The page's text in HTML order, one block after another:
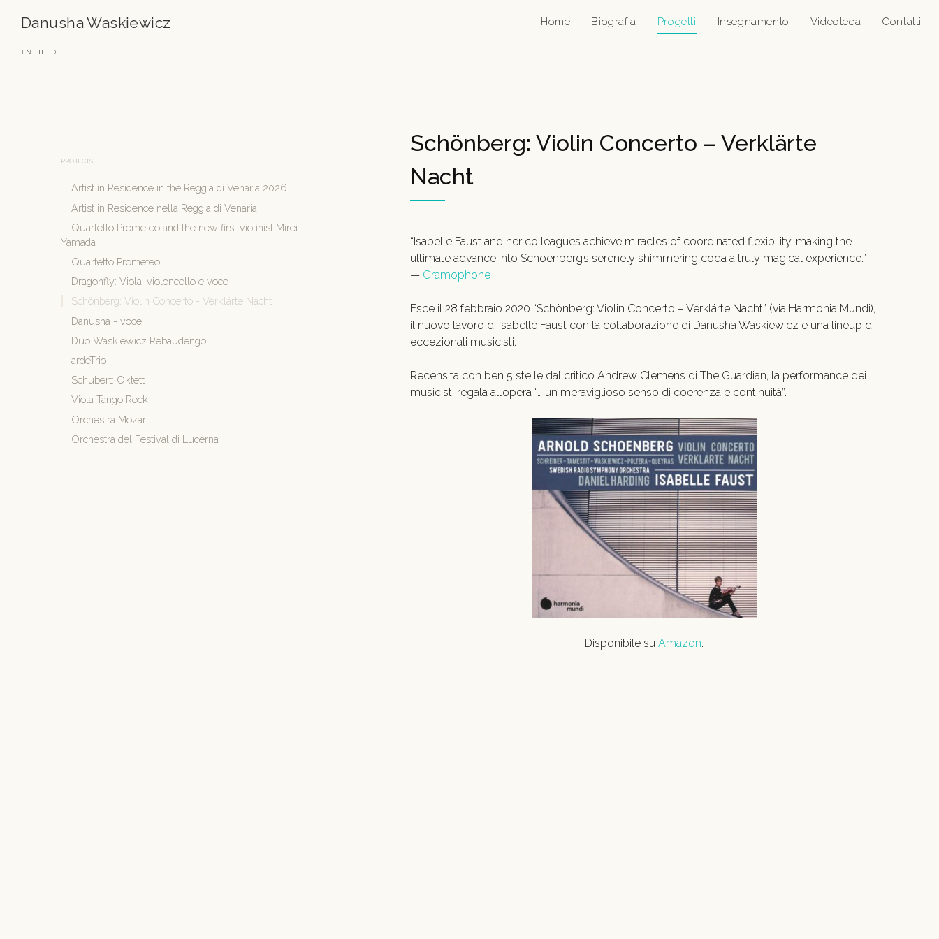
content
EN IT DE
Danusha Waskiewicz Home Biografia Progetti Insegnamento Videoteca Contatti
Schönberg: Violin Concerto – Verklärte
Nacht
“Isabelle Faust and her colleagues achieve miracles of coordinated flexibility, making the
ultimate advance into Schoenberg’s serenely shimmering coda a truly magical experience.”
— Gramophone
Esce il 28 febbraio 2020 “Schönberg: Violin Concerto – Verklärte Nacht” (via Harmonia Mundi),
il nuovo lavoro di Isabelle Faust con la collaborazione di Danusha Waskiewicz e una lineup di
eccezionali musicisti.
Recensita con ben 5 stelle dal critico Andrew Clemens di The Guardian, la performance dei
musicisti regala all’opera “… un meraviglioso senso di coerenza e continuità”.
Disponibile su Amazon.
PROJECTS
Artist in Residence in the Reggia di Venaria 2026
Artist in Residence nella Reggia di Venaria
Quartetto Prometeo and the new first violinist Mirei
Yamada
Quartetto Prometeo
Dragonfly: Viola, violoncello e voce
Schönberg: Violin Concerto - Verklärte Nacht
Danusha - voce
Duo Waskiewicz Rebaudengo
ardeTrio
Schubert: Oktett
Viola Tango Rock
Orchestra Mozart
Orchestra del Festival di Lucerna